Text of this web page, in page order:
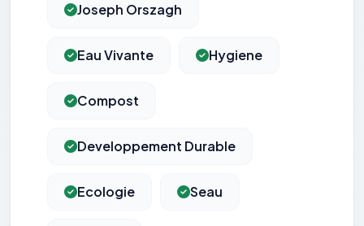
Joseph Orszagh
Eau Vivante Hygiene
Compost
Developpement Durable
Ecologie Seau